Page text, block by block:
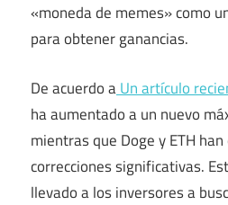
«moneda de memes» como
para obtener ganancias.
De acuerdo aUn artículo
ha aumentado a un nuevo
mientras que Doge y ETH
correcciones significativas.
llevado a los inversores a